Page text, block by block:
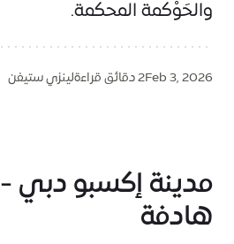
والحَوْكمة المحكمة.
Feb 3, 20262 دقائق قراءة لينزي ستيفن
مدينة إكسبو دبي -
هادفة